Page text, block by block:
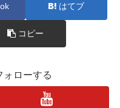
はてブ
コピー
ォローする